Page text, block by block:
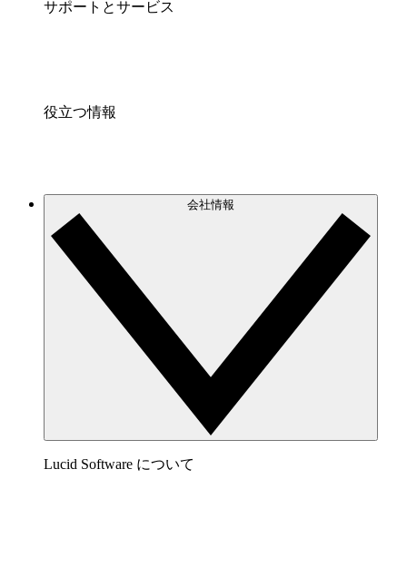
サポートとサービス
役立つ情報
会社情報
Lucid Software について